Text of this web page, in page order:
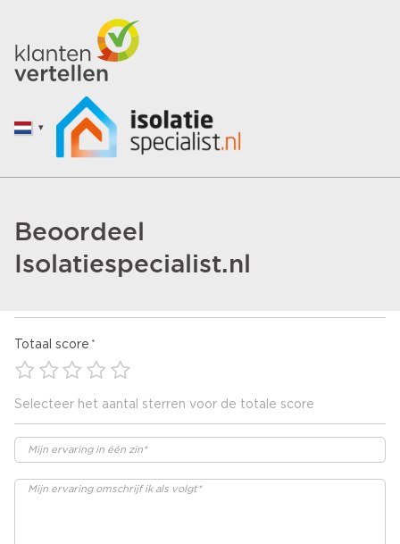
Beoordeel
Isolatiespecialist.nl
Totaal score
Selecteer het aantal sterren voor de totale score